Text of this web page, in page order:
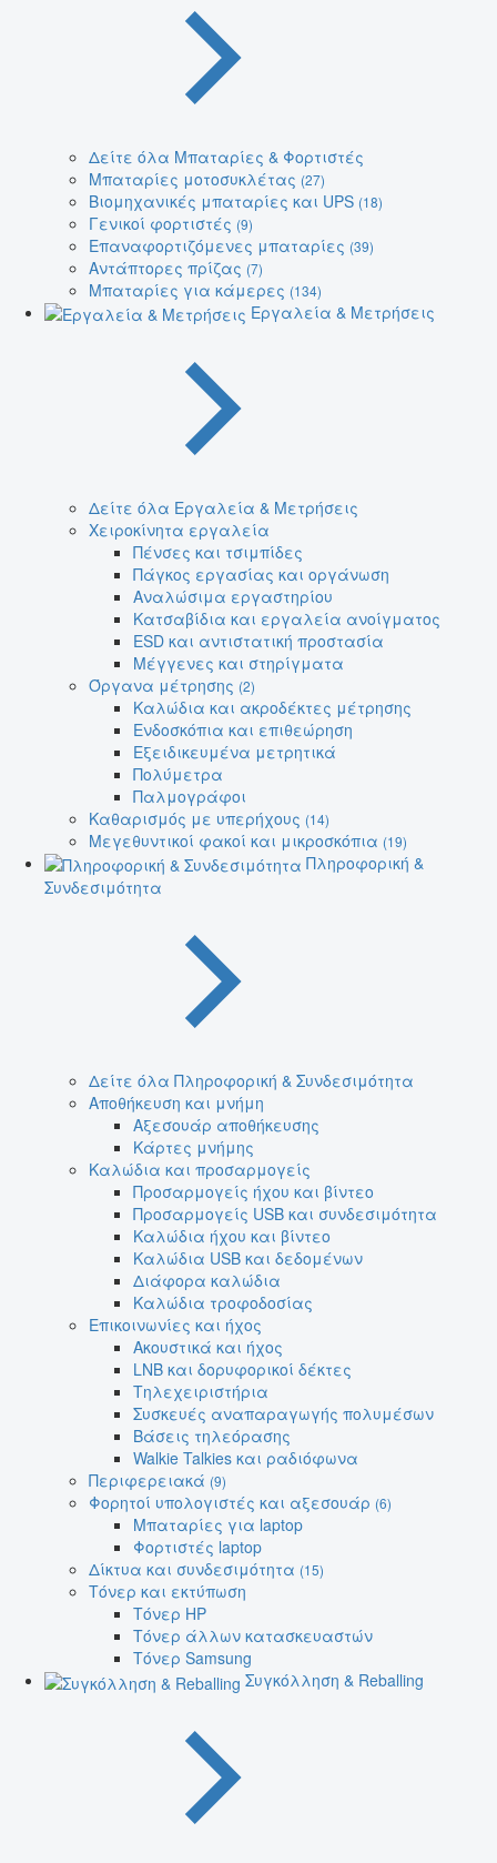
Δείτε όλα Μπαταρίες & Φορτιστές
Μπαταρίες μοτοσυκλέτας (27)
Βιομηχανικές μπαταρίες και UPS (18)
Γενικοί φορτιστές (9)
Επαναφορτιζόμενες μπαταρίες (39)
Αντάπτορες πρίζας (7)
Μπαταρίες για κάμερες (134)
Εργαλεία & Μετρήσεις
Δείτε όλα Εργαλεία & Μετρήσεις
Χειροκίνητα εργαλεία
Πένσες και τσιμπίδες
Πάγκος εργασίας και οργάνωση
Αναλώσιμα εργαστηρίου
Κατσαβίδια και εργαλεία ανοίγματος
ESD και αντιστατική προστασία
Μέγγενες και στηρίγματα
Όργανα μέτρησης (2)
Καλώδια και ακροδέκτες μέτρησης
Ενδοσκόπια και επιθεώρηση
Εξειδικευμένα μετρητικά
Πολύμετρα
Παλμογράφοι
Καθαρισμός με υπερήχους (14)
Μεγεθυντικοί φακοί και μικροσκόπια (19)
Πληροφορική &
Συνδεσιμότητα
Δείτε όλα Πληροφορική & Συνδεσιμότητα
Αποθήκευση και μνήμη
Αξεσουάρ αποθήκευσης
Κάρτες μνήμης
Καλώδια και προσαρμογείς
Προσαρμογείς ήχου και βίντεο
Προσαρμογείς USB και συνδεσιμότητα
Καλώδια ήχου και βίντεο
Καλώδια USB και δεδομένων
Διάφορα καλώδια
Καλώδια τροφοδοσίας
Επικοινωνίες και ήχος
Ακουστικά και ήχος
LNB και δορυφορικοί δέκτες
Τηλεχειριστήρια
Συσκευές αναπαραγωγής πολυμέσων
Βάσεις τηλεόρασης
Walkie Talkies και ραδιόφωνα
Περιφερειακά (9)
Φορητοί υπολογιστές και αξεσουάρ (6)
Μπαταρίες για laptop
Φορτιστές laptop
Δίκτυα και συνδεσιμότητα (15)
Τόνερ και εκτύπωση
Τόνερ HP
Τόνερ άλλων κατασκευαστών
Τόνερ Samsung
Συγκόλληση & Reballing